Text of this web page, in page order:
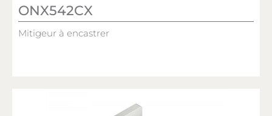
ONX542CX
Mitigeur à encastrer